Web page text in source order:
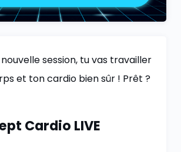
session, tu vas travailler
et ton cardio bien sûr ! Prêt ?
Cardio LIVE